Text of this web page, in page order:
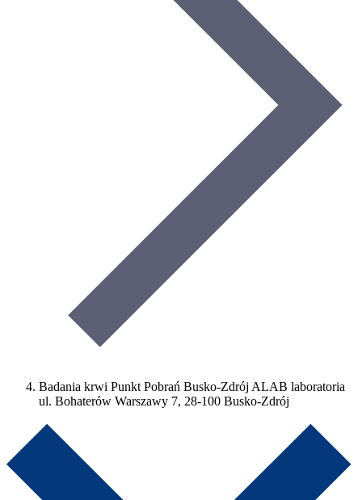
Badania krwi Punkt Pobrań Busko-Zdrój ALAB laboratoria
ul. Bohaterów Warszawy 7, 28-100 Busko-Zdrój